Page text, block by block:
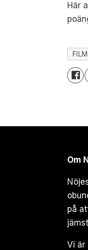
Här
FILM
Om
på
Vi är